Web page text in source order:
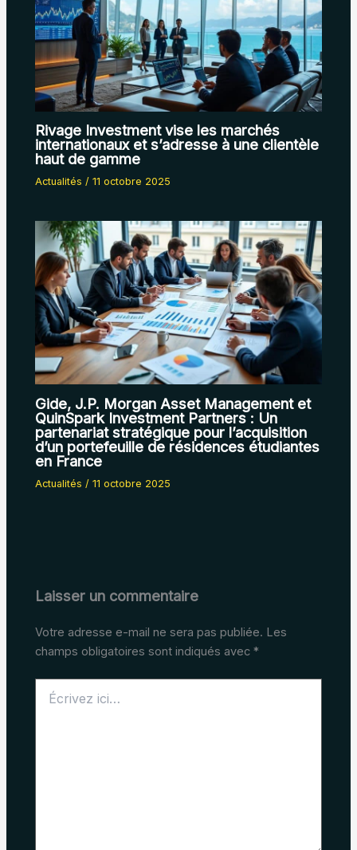
Rivage Investment vise les marchés
internationaux et s’adresse à une clientèle
haut de gamme
Actualités /11 octobre 2025
Gide, J.P. Morgan Asset Management et
QuinSpark Investment Partners : Un
partenariat stratégique pour l’acquisition
d’un portefeuille de résidences étudiantes
en France
Actualités /11 octobre 2025
Laisser un commentaire
Votre adresse e-mail ne sera pas publiée. Les
champs obligatoires sont indiqués avec*
ici…